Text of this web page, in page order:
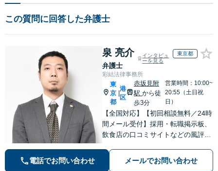
この質問に回答した弁護士
泉 亮介
弁護士
インタビュ
ーを見る
東京都
彩結法律事務所
東
京
都
港
区
赤坂見附
駅 から徒
歩3分
営業時間：10:00~
20:55（土日祝
日）
【全国対応】【初回相談無料／24時
間メール受付】採用・転職掲示板、
飲食店の口コミサイトなどの風評被
の種類を問わず相談可。可能な限り
早期対応で駆けつけサポート【労
電話でお問い合わせ メールでお問い合わせ